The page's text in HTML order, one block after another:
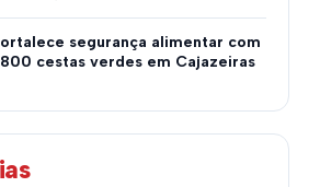
segurança alimentar com
cestas verdes em Cajazeiras